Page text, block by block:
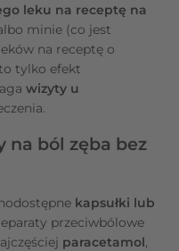
leku na receptę na
minie (co jest
na receptę o
tylko efekt
wizyty u
na ból zęba bez
kapsułki lub
przeciwbólowe
paracetamol,